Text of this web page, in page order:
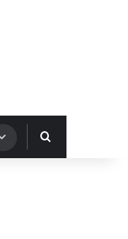
Hledat